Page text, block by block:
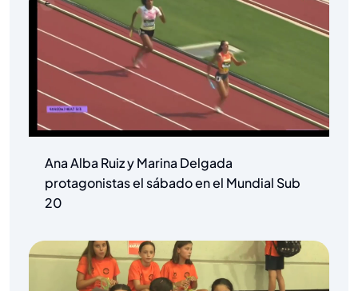
Ana Alba Ruiz y Marina Delgada
protagonistas el sábado en el Mundial Sub
20